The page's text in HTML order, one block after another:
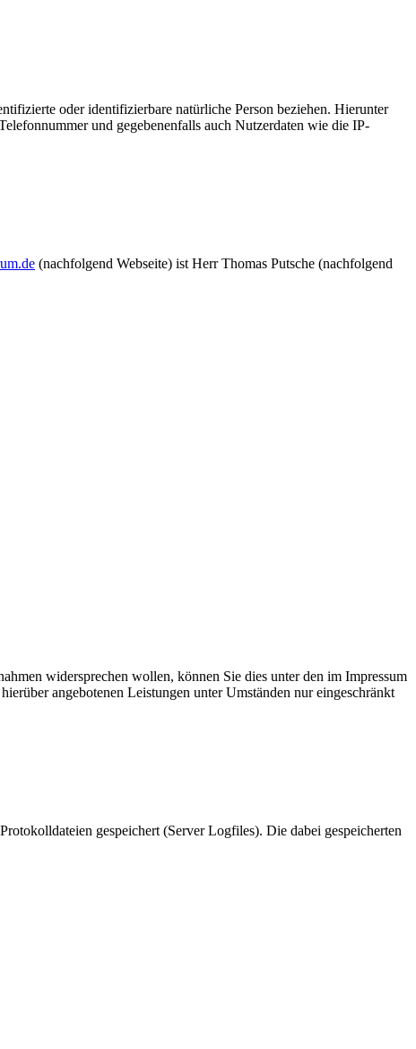
oder identifizierbare natürliche Person beziehen. Hierunter
und gegebenenfalls auch Nutzerdaten wie die IP-
(nachfolgend Webseite) ist Herr Thomas Putsche (nachfolgend
widersprechen wollen, können Sie dies unter den im Impressum
angebotenen Leistungen unter Umständen nur eingeschränkt
gespeichert (Server Logfiles). Die dabei gespeicherten